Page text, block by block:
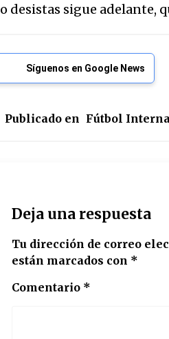
desistas sigue adelante,
Síguenos en Google News
Publicado en Fútbol
Deja una respuesta
Tu dirección de correo
están marcados con *
Comentario *